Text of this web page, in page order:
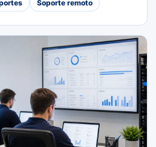
Soporte remoto